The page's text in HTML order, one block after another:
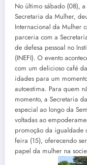
No último sábado (08),
Secretaria da Mulher,
Internacional da Mulher
parceria com a
de defesa pessoal no
(INEFI). O evento
com um delicioso café
idades para um
autoestima. Para quem
momento, a Secretaria
especial ao longo da
voltadas ao
promoção da igualdade
feira (15), oferecendo
papel da mulher na